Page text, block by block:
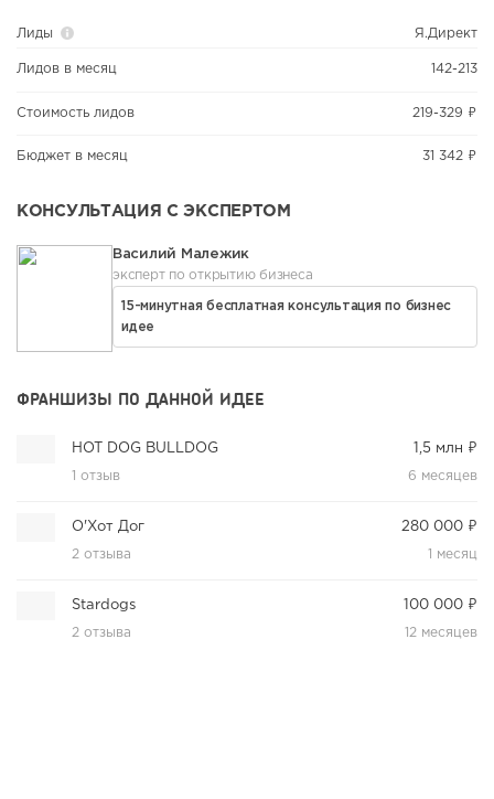
Лиды Я.Директ
Лидов в месяц 142-213
Стоимость лидов 219-329 ₽
Бюджет в месяц 31 342 ₽
КОНСУЛЬТАЦИЯ С ЭКСПЕРТОМ
Василий Малежик
эксперт по открытию бизнеса
15-минутная бесплатная консультация по бизнес
идее
ФРАНШИЗЫ ПО ДАННОЙ ИДЕЕ
HOT DOG BULLDOG
1 отзыв
1,5 млн ₽
6 месяцев
О'Хот Дог
2 отзыва
280 000 ₽
1 месяц
Stardogs
2 отзыва
100 000 ₽
12 месяцев